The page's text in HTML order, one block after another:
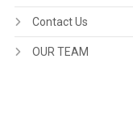
Contact Us
OUR TEAM